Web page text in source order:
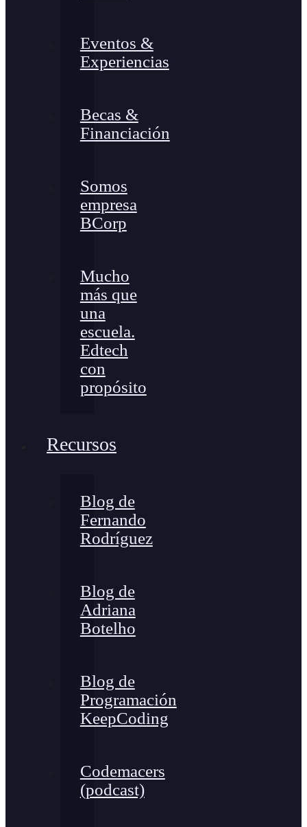
Eventos &
Experiencias
Becas &
Financiación
Somos
empresa
BCorp
Mucho
más que
una
escuela.
Edtech
con
propósito
Recursos
Blog de
Fernando
Rodríguez
Blog de
Adriana
Botelho
Blog de
Programación
KeepCoding
Codemacers
(podcast)